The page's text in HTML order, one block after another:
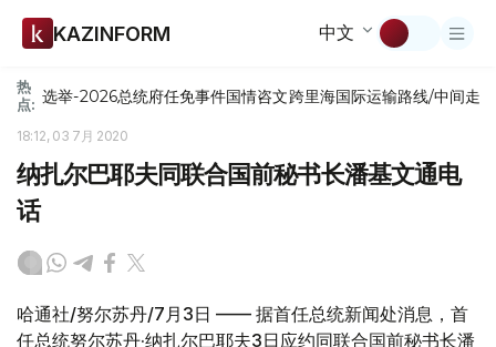
KAZINFORM 中文
热
点: 选举-2026总统府任免事件国情咨文跨里海国际运输路线/中间走廊
18:12, 03 7月 2020
纳扎尔巴耶夫同联合国前秘书长潘基文通电
话
哈通社/努尔苏丹/7月3日 —— 据首任总统新闻处消息，首
任总统努尔苏丹·纳扎尔巴耶夫3日应约同联合国前秘书长潘